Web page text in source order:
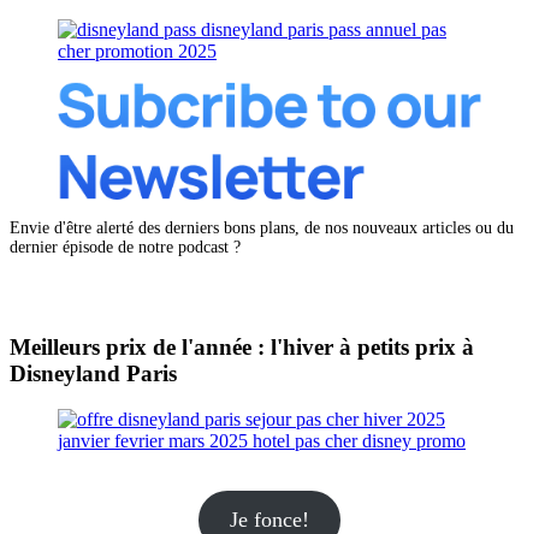
Envie d'être alerté des derniers bons plans, de nos nouveaux articles ou du
dernier épisode de notre podcast ?
Meilleurs prix de l'année : l'hiver à petits prix à
Disneyland Paris
Je fonce!